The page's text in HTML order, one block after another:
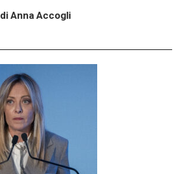
di Anna Accogli